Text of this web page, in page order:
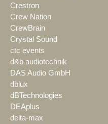
Crestron
Crew Nation
CrewBrain
Crystal Sound
ctc events
d&b audiotechnik
DAS Audio GmbH
dblux
dBTechnologies
DEAplus
delta-max